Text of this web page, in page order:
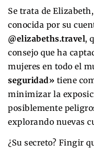
Se trata de
conocida por su
@elizabeths.travel,
consejo que ha
mujeres en todo el
seguridad» tiene
minimizar la
posiblemente
explorando nuevas
¿Su secreto? Fingir